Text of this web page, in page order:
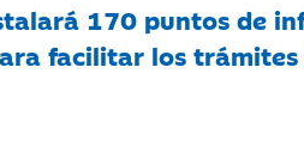
170 puntos de
facilitar los trámites